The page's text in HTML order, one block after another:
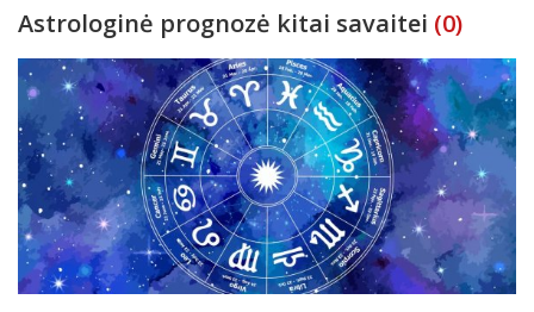
Astrologinė prognozė kitai savaitei (0)